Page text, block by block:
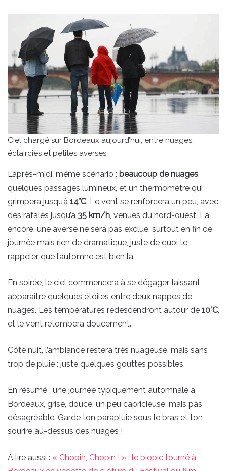
Ciel chargé sur Bordeaux aujourd’hui, entre nuages,
éclaircies et petites averses
L’après-midi, même scénario : beaucoup de nuages
quelques passages lumineux, et un thermomètre qui
grimpera jusqu’à 14°C. Le vent se renforcera un peu, avec
des rafales jusqu’à 35 km/h , venues du nord-ouest. Là
encore, une averse ne sera pas exclue, surtout en fin de
journée mais rien de dramatique, juste de quoi te
rappeler que l’automne est bien là.
En soirée, le ciel commencera à se dégager, laissant
apparaître quelques étoiles entre deux nappes de
nuages. Les températures redescendront autour de 10°C,
et le vent retombera doucement.
Côté nuit, l’ambiance restera très nuageuse, mais sans
trop de pluie : juste quelques gouttes possibles.
En résumé : une journée typiquement automnale à
Bordeaux, grise, douce, un peu capricieuse, mais pas
désagréable. Garde ton parapluie sous le bras et ton
sourire au-dessus des nuages !
À lire aussi : « Chopin, Chopin ! » : le biopic tourné à